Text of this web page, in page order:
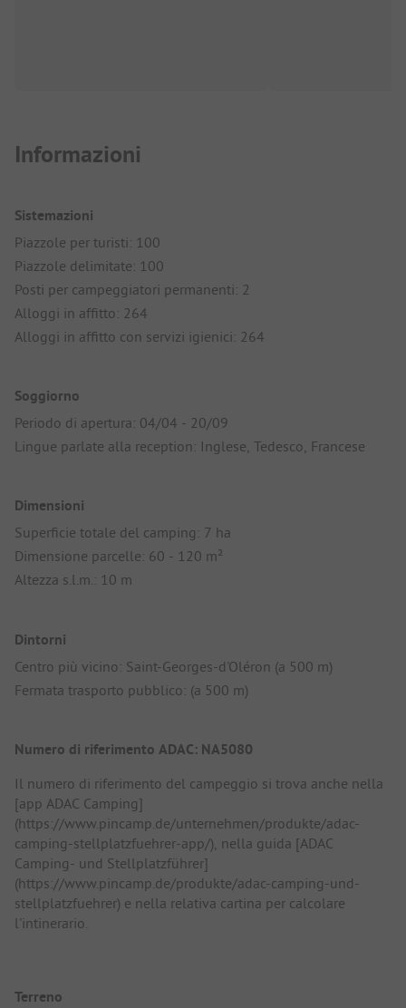
Informazioni
Sistemazioni
Piazzole per turisti: 100
Piazzole delimitate: 100
Posti per campeggiatori permanenti: 2
Alloggi in affitto: 264
Alloggi in affitto con servizi igienici: 264
Soggiorno
Periodo di apertura: 04/04 - 20/09
Lingue parlate alla reception: Inglese, Tedesco, Francese
Dimensioni
Superficie totale del camping: 7 ha
Dimensione parcelle: 60 - 120 m²
Altezza s.l.m.: 10 m
Dintorni
Centro più vicino: Saint-Georges-d'Oléron (a 500 m)
Fermata trasporto pubblico: (a 500 m)
Numero di riferimento ADAC: NA5080
Il numero di riferimento del campeggio si trova anche nella
[app ADAC Camping]
(https://www.pincamp.de/unternehmen/produkte/adac-
camping-stellplatzfuehrer-app/), nella guida [ADAC
Camping- und Stellplatzführer]
(https://www.pincamp.de/produkte/adac-camping-und-
stellplatzfuehrer) e nella relativa cartina per calcolare
l'intinerario.
Terreno